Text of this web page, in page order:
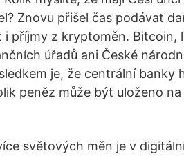
Znovu přišel čas podávat
i příjmy z kryptoměn. Bitcoin,
úřadů ani České
je, že centrální banky
peněz může být uloženo
světových měn je v